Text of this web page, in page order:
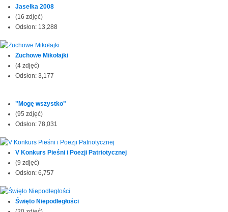
Jasełka 2008
(16 zdjęć)
Odsłon: 13,288
Zuchowe Mikołajki
(4 zdjęć)
Odsłon: 3,177
"Mogę wszystko"
(95 zdjęć)
Odsłon: 78,031
V Konkurs Pieśni i Poezji Patriotycznej
(9 zdjęć)
Odsłon: 6,757
Święto Niepodległości